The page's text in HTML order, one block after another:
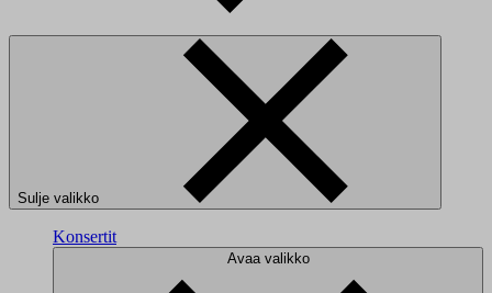
Sulje valikko
Konsertit
Avaa valikko